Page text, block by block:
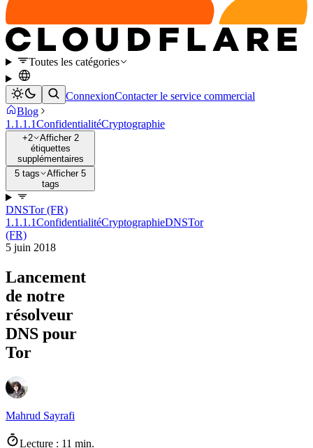
Toutes les catégories
ConnexionContacter le service commercial
Blog
1.1.1.1ConfidentialitéCryptographie
+2
Afficher 2
étiquettes
supplémentaires
5 tags
Afficher 5
tags
DNSTor (FR)
1.1.1.1ConfidentialitéCryptographieDNSTor
(FR)
5 juin 2018
Lancement
de notre
résolveur
DNS pour
Tor
Mahrud Sayrafi
Lecture : 11 min.